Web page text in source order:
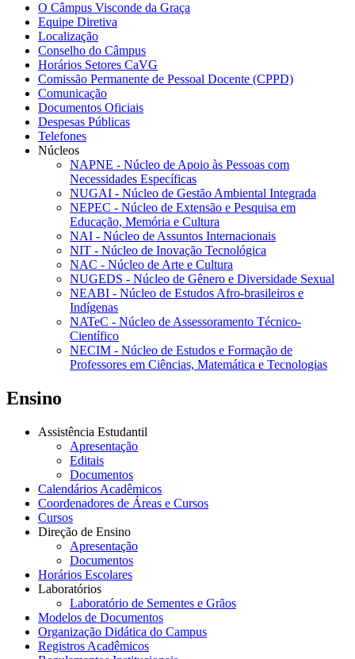
O Câmpus Visconde da Graça
Equipe Diretiva
Localização
Conselho do Câmpus
Horários Setores CaVG
Comissão Permanente de Pessoal Docente (CPPD)
Comunicação
Documentos Oficiais
Despesas Públicas
Telefones
Núcleos
NAPNE - Núcleo de Apoio às Pessoas com
Necessidades Específicas
NUGAI - Núcleo de Gestão Ambiental Integrada
NEPEC - Núcleo de Extensão e Pesquisa em
Educação, Memória e Cultura
NAI - Núcleo de Assuntos Internacionais
NIT - Núcleo de Inovação Tecnológica
NAC - Núcleo de Arte e Cultura
NUGEDS - Núcleo de Gênero e Diversidade Sexual
NEABI - Núcleo de Estudos Afro-brasileiros e
Indígenas
NATeC - Núcleo de Assessoramento Técnico-
Científico
NECIM - Núcleo de Estudos e Formação de
Professores em Ciências, Matemática e Tecnologias
Ensino
Assistência Estudantil
Apresentação
Editais
Documentos
Calendários Acadêmicos
Coordenadores de Áreas e Cursos
Cursos
Direção de Ensino
Apresentação
Documentos
Horários Escolares
Laboratórios
Laboratório de Sementes e Grãos
Modelos de Documentos
Organização Didática do Campus
Registros Acadêmicos